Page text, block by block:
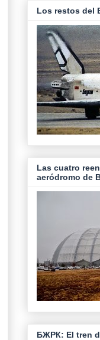
Los restos del
Las cuatro
aeródromo de
БЖРК: El tren